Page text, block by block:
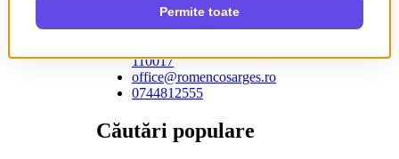
imobiliare respective.
110017
office@romencosarges.ro
0744812555
Căutări populare